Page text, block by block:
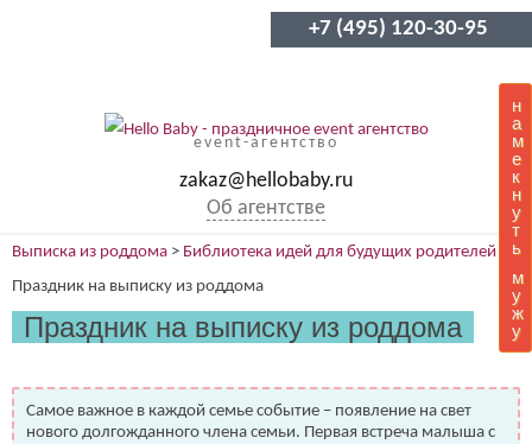
+7 (495) 120-30-95
event-агентство
zakaz@hellobaby.ru
Об агентстве
н
а
м
е
к
н
у
т
ь
м
у
ж
у
Выписка из роддома > Библиотека идей для будущих родителей
Праздник на выписку из роддома
Праздник на выписку из роддома
Самое важное в каждой семье событие – появление на свет
нового долгожданного члена семьи. Первая встреча малыша с